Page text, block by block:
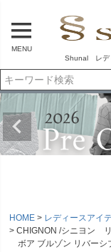
MENU
Shunal レデ
HOME
レディースアイ
CHIGNON /シニヨン
ボア ブルゾン リバーシ